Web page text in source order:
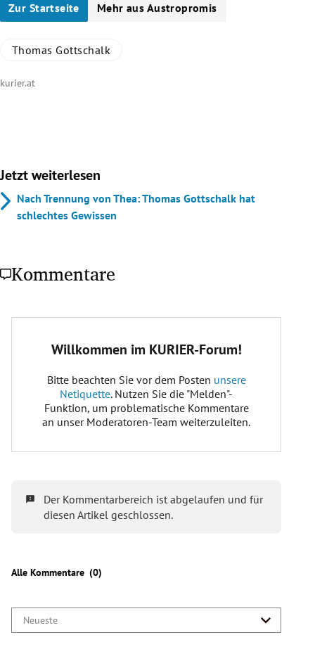
Zur Startseite Mehr aus Austropromis
Thomas Gottschalk
kurier.at
Jetzt weiterlesen
Nach Trennung von Thea: Thomas Gottschalk hat
schlechtes Gewissen
Kommentare